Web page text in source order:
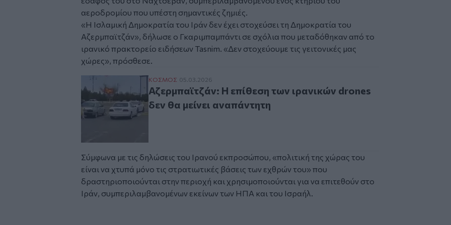
αεροδρομίου που υπέστη σημαντικές ζημιές.
«Η Ισλαμική Δημοκρατία του Ιράν δεν έχει στοχεύσει τη Δημοκρατία του
Αζερμπαϊτζάν», δήλωσε ο Γκαριμπαμπάντι σε σχόλια που μεταδόθηκαν από το
ιρανικό πρακτορείο ειδήσεων Tasnim. «Δεν στοχεύουμε τις γειτονικές μας
χώρες», πρόσθεσε.
Αζερμπαϊτζάν: Η επίθεση των ιρανικών drones δεν θα μείνει αναπάντητη
ΚΟΣΜΟΣ 05.03.2026
Αζερμπαϊτζάν: Η επίθεση των ιρανικών drones
δεν θα μείνει αναπάντητη
Σύμφωνα με τις δηλώσεις του Ιρανού εκπροσώπου, «πολιτική της χώρας του
είναι να χτυπά μόνο τις στρατιωτικές βάσεις των εχθρών του» που
δραστηριοποιούνται στην περιοχή και χρησιμοποιούνται για να επιτεθούν στο
Ιράν, συμπεριλαμβανομένων εκείνων των ΗΠΑ και του Ισραήλ.